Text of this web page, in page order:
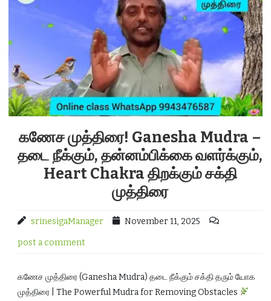
கணேச முத்திரை! Ganesha Mudra –
தடை நீக்கும், தன்னம்பிக்கை வளர்க்கும்,
Heart Chakra திறக்கும் சக்தி
முத்திரை
srinesigaManager November 11, 2025
post a comment
கணேச முத்திரை (Ganesha Mudra) தடை நீக்கும் சக்தி தரும் யோக
முத்திரை | The Powerful Mudra for Removing Obstacles